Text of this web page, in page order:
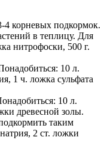
4 корневых подкормок.
в теплицу. Для
нитрофоски, 500 г.
10 л.
1 ч. ложка сульфата
10 л.
древесной золы.
таким
2 ст. ложки